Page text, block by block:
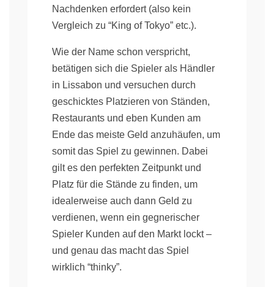
Nachdenken erfordert (also kein
Vergleich zu “King of Tokyo” etc.).
Wie der Name schon verspricht,
betätigen sich die Spieler als Händler
in Lissabon und versuchen durch
geschicktes Platzieren von Ständen,
Restaurants und eben Kunden am
Ende das meiste Geld anzuhäufen, um
somit das Spiel zu gewinnen. Dabei
gilt es den perfekten Zeitpunkt und
Platz für die Stände zu finden, um
idealerweise auch dann Geld zu
verdienen, wenn ein gegnerischer
Spieler Kunden auf den Markt lockt –
und genau das macht das Spiel
wirklich “thinky”.